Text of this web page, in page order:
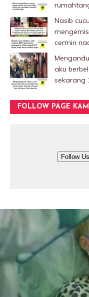
Nasib
cermin
aku
sekarang
FOLLOW PAGE
Follow